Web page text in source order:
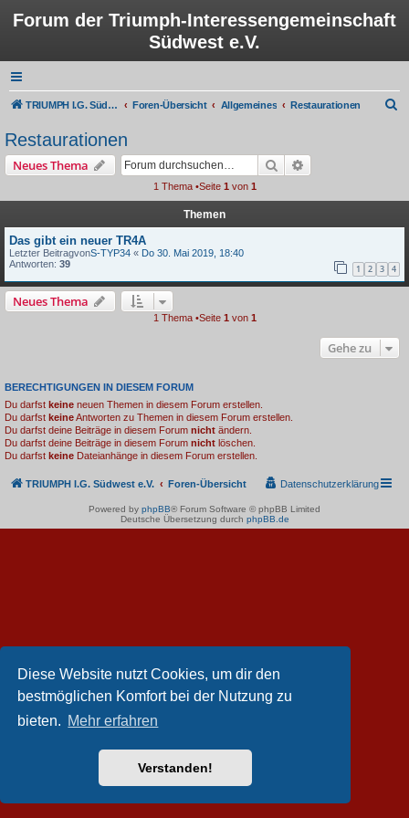
Diese Website nutzt Cookies, um dir den
bestmöglichen Komfort bei der Nutzung zu
bieten. Mehr erfahren
Verstanden!
Forum der Triumph-Interessengemeinschaft
Südwest e.V.
TRIUMPH I.G. Südwest e.V. Foren-Übersicht Allgemeines Restaurationen
Restaurationen
Neues Thema Suche
1 Thema •Seite 1 von 1
Themen
Das gibt ein neuer TR4A
Letzter BeitragvonS-TYP34 « Do 30. Mai 2019, 18:40
Antworten: 39 1 2 3 4
Neues Thema
1 Thema •Seite 1 von 1
Gehe zu
BERECHTIGUNGEN IN DIESEM FORUM
Du darfst keine neuen Themen in diesem Forum erstellen.
Du darfst keineAntworten zu Themen in diesem Forum erstellen.
Du darfst deine Beiträge in diesem Forum nicht ändern.
Du darfst deine Beiträge in diesem Forum nicht löschen.
Du darfst keine Dateianhänge in diesem Forum erstellen.
TRIUMPH I.G. Südwest e.V. Foren-Übersicht Datenschutzerklärung
Powered by phpBB® Forum Software © phpBB Limited
Deutsche Übersetzung durch phpBB.de